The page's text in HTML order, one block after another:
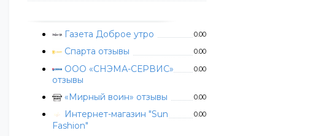
Газета Доброе утро 0.00
Спарта отзывы 0.00
ООО «СНЭМА-СЕРВИС»
отзывы
0.00
«Мирный воин» отзывы 0.00
Интернет-магазин "Sun
Fashion"
0.00